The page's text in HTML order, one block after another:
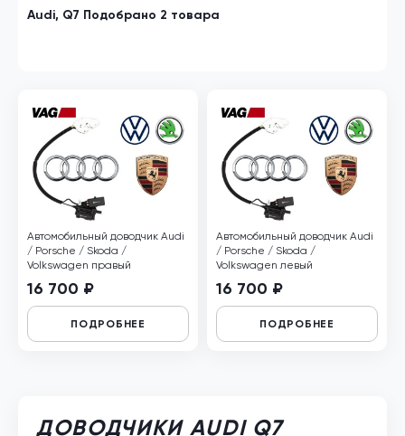
Audi, Q7 Подобрано 2 товара
Автомобильный доводчик Audi
/ Porsche / Skoda /
Volkswagen правый
16 700 ₽
ПОДРОБНЕЕ
Автомобильный доводчик Audi
/ Porsche / Skoda /
Volkswagen левый
16 700 ₽
ПОДРОБНЕЕ
ДОВОДЧИКИ AUDI Q7